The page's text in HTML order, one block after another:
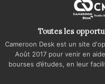
Toutes les
Cameroon Desk est un site
Août 2017 pour venir en
bourses d’études, en leur